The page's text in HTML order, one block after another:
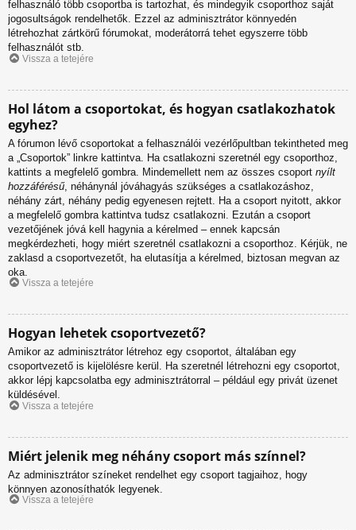
felhasználó több csoportba is tartozhat, és mindegyik csoporthoz saját
jogosultságok rendelhetők. Ezzel az adminisztrátor könnyedén
létrehozhat zártkörű fórumokat, moderátorrá tehet egyszerre több
felhasználót stb.
Vissza a tetejére
Hol látom a csoportokat, és hogyan csatlakozhatok
egyhez?
A fórumon lévő csoportokat a felhasználói vezérlőpultban tekintheted meg
a „Csoportok” linkre kattintva. Ha csatlakozni szeretnél egy csoporthoz,
kattints a megfelelő gombra. Mindemellett nem az összes csoport nyílt
hozzáférésű, néhánynál jóváhagyás szükséges a csatlakozáshoz,
néhány zárt, néhány pedig egyenesen rejtett. Ha a csoport nyitott, akkor
a megfelelő gombra kattintva tudsz csatlakozni. Ezután a csoport
vezetőjének jóvá kell hagynia a kérelmed – ennek kapcsán
megkérdezheti, hogy miért szeretnél csatlakozni a csoporthoz. Kérjük, ne
zaklasd a csoportvezetőt, ha elutasítja a kérelmed, biztosan megvan az
oka.
Vissza a tetejére
Hogyan lehetek csoportvezető?
Amikor az adminisztrátor létrehoz egy csoportot, általában egy
csoportvezető is kijelölésre kerül. Ha szeretnél létrehozni egy csoportot,
akkor lépj kapcsolatba egy adminisztrátorral – például egy privát üzenet
küldésével.
Vissza a tetejére
Miért jelenik meg néhány csoport más színnel?
Az adminisztrátor színeket rendelhet egy csoport tagjaihoz, hogy
könnyen azonosíthatók legyenek.
Vissza a tetejére